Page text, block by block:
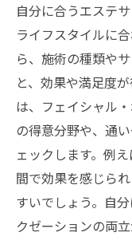
自分に合うエステ
ライフスタイルに
ら、施術の種類や
と、効果や満足度
は、フェイシャル
の得意分野や、通
ェックします。例
間で効果を感じら
すいでしょう。自
クゼーションの両立